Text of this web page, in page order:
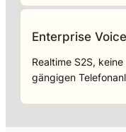
Enterprise
Realtime S2S,
gängigen